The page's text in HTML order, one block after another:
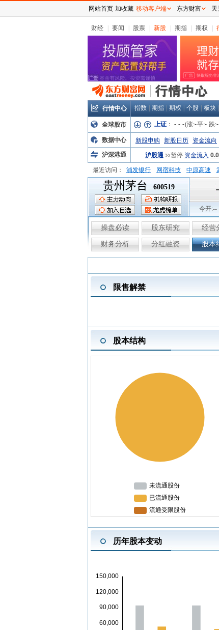
财经 要闻 股票 新股 期指 期权
行情中心 指数 期指 期权 个股 板块
全球股市 上证 ： - - -(涨:-平:- 跌:-
数据中心 新股申购 新股日历 资金流向
沪深港通
沪股通 暂停 资金流入
最近访问： 浦发银行 网宿科技 中原高速
弘业股份
富临运业
贵州茅台 600519
今开:--
操盘必读 股东研究 经营
财务分析 分红融资 股本
限售解禁
股本结构
历年股本变动
网站首页 加收藏 移动客户端 东方财富 天